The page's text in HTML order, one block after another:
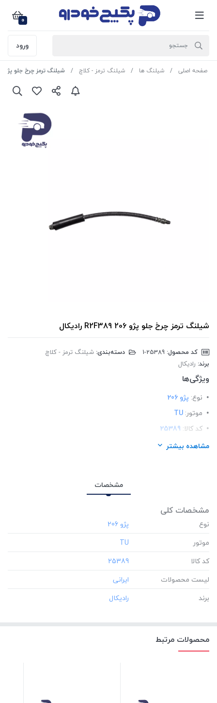
0
ورود
صفحه اصلی شیلنگ ها شیلنگ ترمز - کلاچ شیلنگ ترمز چرخ جلو پژو 206 R2F389 رادیکال
شیلنگ ترمز چرخ جلو پژو 206 R2F389 رادیکال
کد محصول: دسته‌بندی: شیلنگ ترمز - کلاچ
برند: رادیکال
ویژگی‌ها
نوع: پژو 206
موتور: TU
کد کالا: 25389
لیست محصولات:
مشاهده بیشتر
مشخصات
مشخصات کلی
نوع
موتور
‎TU
کد کالا
‎25389
لیست محصولات
برند
محصولات مرتبط